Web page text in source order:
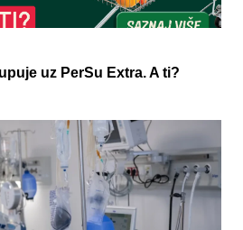
uz PerSu Extra. A ti?